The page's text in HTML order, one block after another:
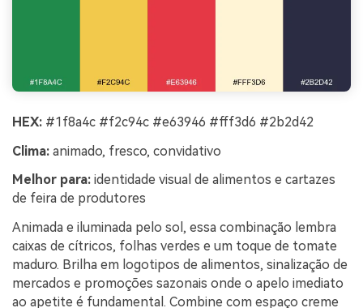
HEX: #1f8a4c #f2c94c #e63946 #fff3d6 #2b2d42
Clima: animado, fresco, convidativo
Melhor para: identidade visual de alimentos e cartazes
de feira de produtores
Animada e iluminada pelo sol, essa combinação lembra
caixas de cítricos, folhas verdes e um toque de tomate
maduro. Brilha em logotipos de alimentos, sinalização de
mercados e promoções sazonais onde o apelo imediato
ao apetite é fundamental. Combine com espaço creme